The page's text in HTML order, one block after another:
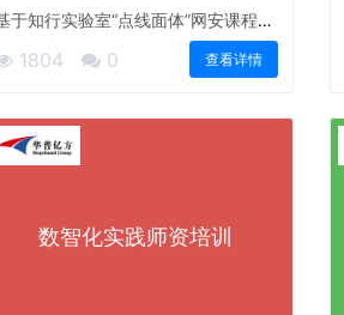
于知行实验室“点线面体”网安课程体
系建设1804 0 查看详情
数智化实践师资培训